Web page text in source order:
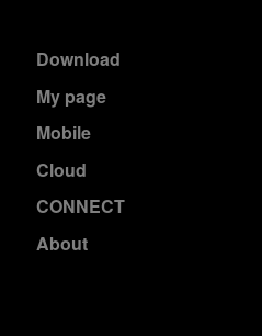
Download
My page
Mobile
Cloud
CONNECT
About